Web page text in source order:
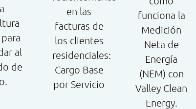
al
de
en las
facturas de
los clientes
residenciales:
Cargo Base
por Servicio
funciona la
Medición
Neta de
Energía
(NEM) con
Valley Clean
Energy.